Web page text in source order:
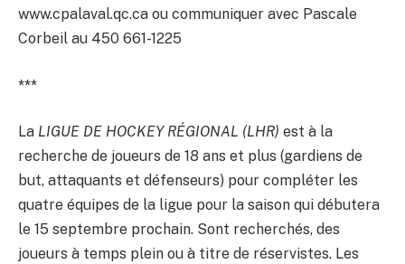
www.cpalaval.qc.ca ou communiquer avec Pascale
Corbeil au 450 661-1225
***
La LIGUE DE HOCKEY RÉGIONAL (LHR) est à la
recherche de joueurs de 18 ans et plus (gardiens de
but, attaquants et défenseurs) pour compléter les
quatre équipes de la ligue pour la saison qui débutera
le 15 septembre prochain. Sont recherchés, des
joueurs à temps plein ou à titre de réservistes. Les